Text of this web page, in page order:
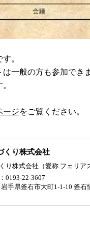
。
一般の方も参加でき
ージをご覧ください。
くり株式会社
り株式会社（愛称 フェリア
0193-22-3607
手県釜石市大町1-1-10 釜石